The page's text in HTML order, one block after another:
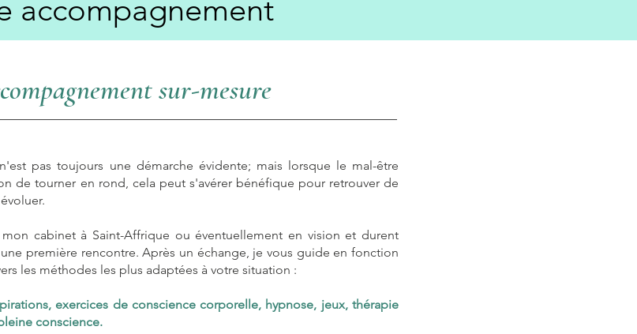
accompagnement
sur-mesure
pas toujours une démarche évidente; mais lorsque le mal-être
de tourner en rond, cela peut s'avérer bénéfique pour retrouver de
cabinet à Saint-Affrique ou éventuellement en vision et durent
première rencontre. Après un échange, je vous guide en fonction
les méthodes les plus adaptées à votre situation :
exercices de conscience corporelle, hypnose, jeux, thérapie
conscience.